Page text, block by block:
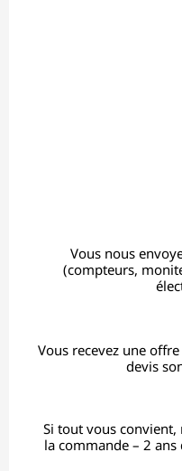
Vous nous
(compteurs,
Vous recevez une
devis
Si tout vous convient,
la commande – 2